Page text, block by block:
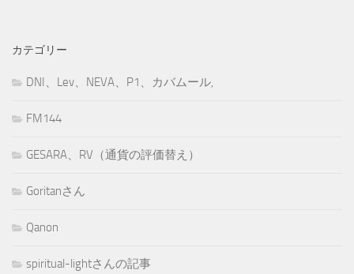
カテゴリー
DNI、Lev、NEVA、P1、カバムール,
FM144
GESARA、RV（通貨の評価替え）
Goritanさん
Qanon
spiritual-lightさんの記事